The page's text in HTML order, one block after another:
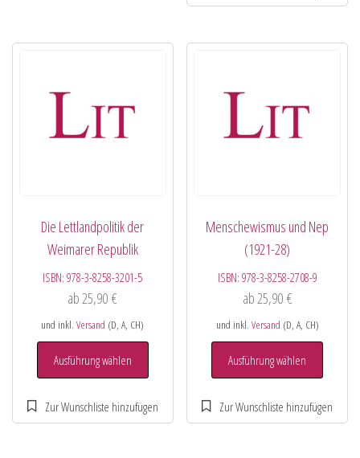
Die Lettlandpolitik der
Weimarer Republik
ISBN:978-3-8258-3201-5
ab25,90€
und inkl.Versand (D, A, CH)
Ausführung wählen
Menschewismus und Nep
(1921-28)
ISBN: 978-3-8258-2708-9
ab25,90 €
und inkl. Versand (D, A, CH)
Ausführung wählen